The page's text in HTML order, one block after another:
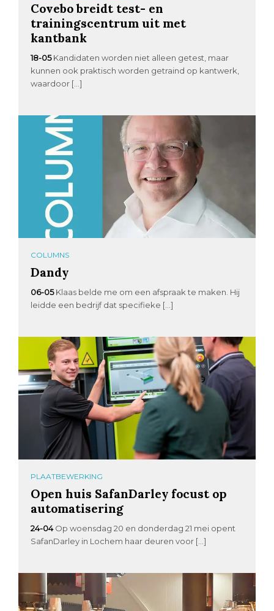
Covebo breidt test- en
trainingscentrum uit met
kantbank
18-05 Kandidaten worden niet alleen getest, maar
kunnen ook praktisch worden getraind op kantwerk,
waardoor […]
COLUMNS
Dandy
06-05 Klaas belde me om een afspraak te maken. Hij
leidde een bedrijf dat specifieke […]
PLAATBEWERKING
Open huis SafanDarley focust op
automatisering
24-04 Op woensdag 20 en donderdag 21 mei opent
SafanDarley in Lochem haar deuren voor […]